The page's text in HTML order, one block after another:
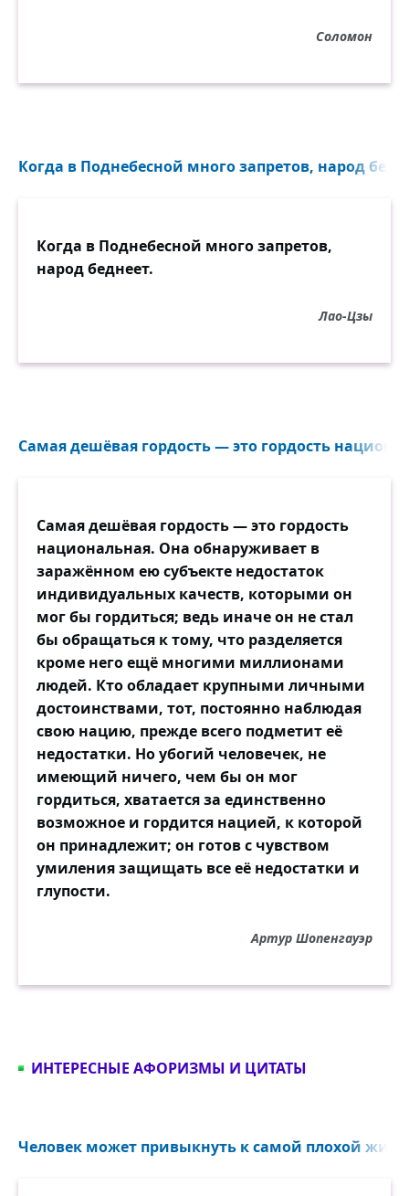
Соломон
Когда в Поднебесной много запретов, народ
Когда в Поднебесной много запретов,
народ беднеет.
Лао-Цзы
Самая дешёвая гордость — это гордость
Самая дешёвая гордость — это гордость
национальная. Она обнаруживает в
заражённом ею субъекте недостаток
индивидуальных качеств, которыми он
мог бы гордиться; ведь иначе он не стал
бы обращаться к тому, что разделяется
кроме него ещё многими миллионами
людей. Кто обладает крупными личными
достоинствами, тот, постоянно наблюдая
свою нацию, прежде всего подметит её
недостатки. Но убогий человечек, не
имеющий ничего, чем бы он мог
гордиться, хватается за единственно
возможное и гордится нацией, к которой
он принадлежит; он готов с чувством
умиления защищать все её недостатки и
глупости.
Артур Шопенгауэр
ИНТЕРЕСНЫЕ АФОРИЗМЫ И ЦИТАТЫ
Человек может привыкнуть к самой плохой